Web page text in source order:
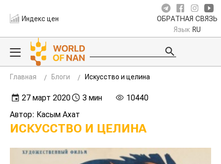
Индекс цен ОБРАТНАЯ СВЯЗЬ
Язык RU
Главная Блоги Искусство и целина
27 март 2020 3 мин
10440
Автор: Касым Ахат
ИСКУССТВО И ЦЕЛИНА